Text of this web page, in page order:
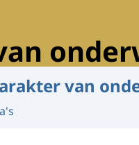
van